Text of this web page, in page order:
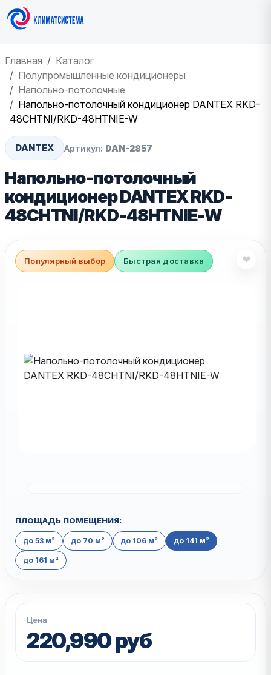
Главная
Каталог
Полупромышленные кондиционеры
Напольно-потолочные
Напольно-потолочный кондиционер DANTEX RKD-
48CHTNI/RKD-48HTNIE-W
DANTEX Артикул: DAN-2857
Напольно-потолочный
кондиционер DANTEX RKD-
48CHTNI/RKD-48HTNIE-W
Популярный выбор Быстрая доставка ❤
ПЛОЩАДЬ ПОМЕЩЕНИЯ:
до 53 м² до 70 м² до 106 м² до 141 м²
до 161 м²
Цена
220,990 руб